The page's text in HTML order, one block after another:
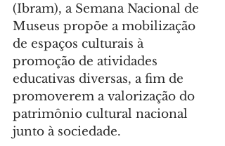
(Ibram), a Semana Nacional de
Museus propõe a mobilização
de espaços culturais à
promoção de atividades
educativas diversas, a fim de
promoverem a valorização do
patrimônio cultural nacional
junto à sociedade.